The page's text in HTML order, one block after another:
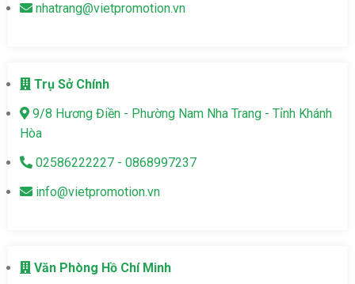
nhatrang@vietpromotion.vn
Trụ Sở Chính
9/8 Hương Điền - Phường Nam Nha Trang - Tỉnh Khánh
Hòa
02586222227 - 0868997237
info@vietpromotion.vn
Văn Phòng Hồ Chí Minh